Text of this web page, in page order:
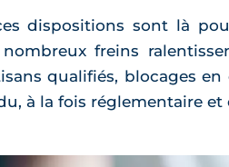
dispositions sont là
freins
qualifiés, blocages
à la fois réglementaire